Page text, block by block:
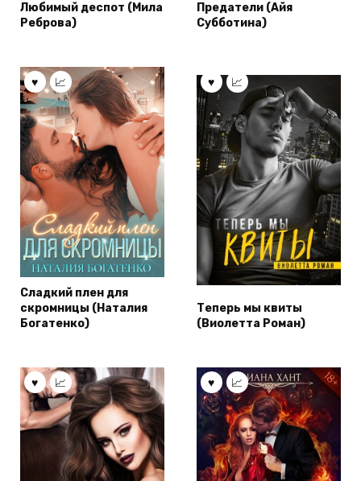
Любимый деспот (Мила
Реброва)
Предатели (Айя
Субботина)
Сладкий плен для
скромницы (Наталия
Богатенко)
Теперь мы квиты
(Виолетта Роман)